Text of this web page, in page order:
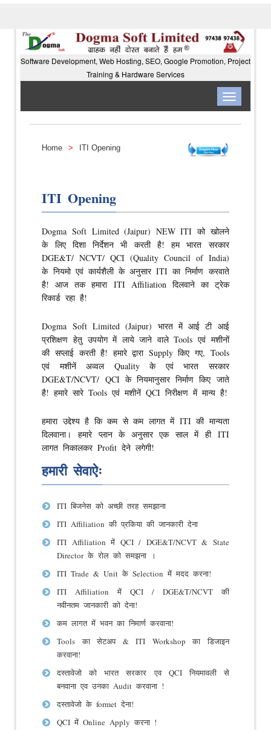
Software Development, Web Hosting, SEO, Google Promotion, Project
Training & Hardware Services
Toggle
navigation
Home > ITI Opening
ITI Opening
Dogma Soft Limited (Jaipur) NEW ITI को खोलने
के लिए दिशा निर्देशन भी करती है! हम भारत सरकार
DGE&T/ NCVT/ QCI (Quality Council of India)
के नियमो एवं कार्यशैली के अनुसार ITI का निर्माण करवाते
है! आज तक हमारा ITI Affiliation दिलवाने का ट्रेक
रिकार्ड रहा है!
Dogma Soft Limited (Jaipur) भारत में आई टी आई
प्रशिक्षण हेतु उपयोग में लाये जाने वाले Tools एवं मशीनों
की सप्लाई करती है! हमारे द्वारा Supply किए गए, Tools
एवं मशीनें अव्वल Quality के एवं भारत सरकार
DGE&T/NCVT/ QCI के नियमानुसार निर्माण किए जाते
है! हमारे सारे Tools एवं मशीनें QCI निरीक्षण में मान्य है!
हमारा उद्देश्य है कि कम से कम लागत में ITI की मान्यता
दिलवाना। हमारे प्लान के अनुसार एक साल में ही ITI
लागत निकालकर Profit देने लगेगी!
हमारी सेवाऐः
ITI बिजनेस को अच्छी तरह समझाना
ITI Affiliation की प्रकिया की जानकारी देना
ITI Affiliation में QCI / DGE&T/NCVT & State
Director के रोल को समझना ।
ITI Trade & Unit के Selection में मदद करना!
ITI Affiliation में QCI / DGE&T/NCVT की
नवीनतम जानकारी को देना!
कम लागत में भवन का निमार्ण करवाना!
Tools का सेटअप & ITI Workshop का डिजाइन
करवाना!
दस्तावेजो को भारत सरकार एव QCI नियमावली से
बनवाना एव उनका Audit करवाना !
दस्तावेजो के formet देना!
QCI में Online Apply करना !